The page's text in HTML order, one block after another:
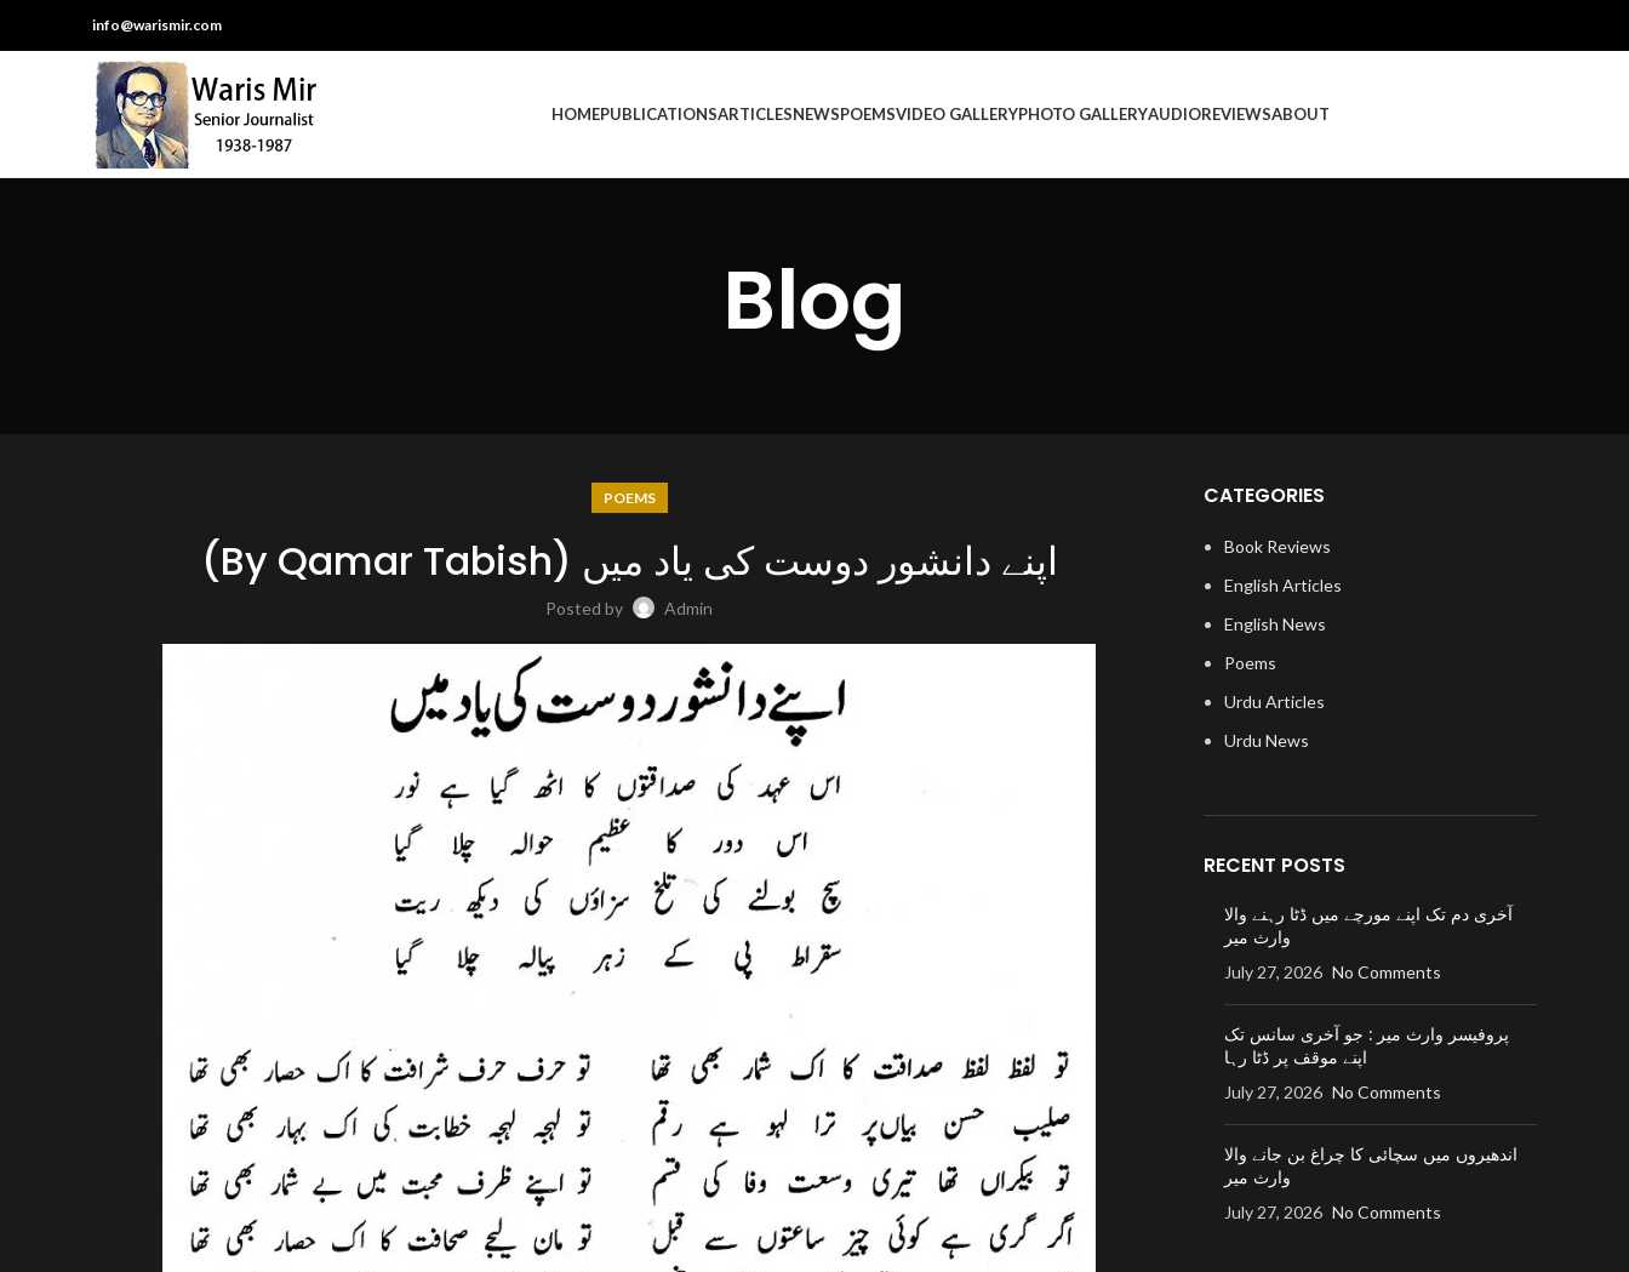
info@warismir.com
HOMEPUBLICATIONSARTICLESNEWSPOEMSVIDEO GALLERYPHOTO GALLERYAUDIOREVIEWSABOUT
Blog
POEMS
(By Qamar Tabish) اپنے دانشور دوست کی یاد میں
Posted by Admin
CATEGORIES
Book Reviews
English Articles
English News
Poems
Urdu Articles
Urdu News
RECENT POSTS
آخری دم تک اپنے مورچے میں ڈٹا رہنے والا
وارث میر
July 27, 2026 No Comments
پروفیسر وارث میر : جو آخری سانس تک
اپنے موقف پر ڈٹا رہا
July 27, 2026 No Comments
اندھیروں میں سچائی کا چراغ بن جانے والا
وارث میر
July 27, 2026 No Comments